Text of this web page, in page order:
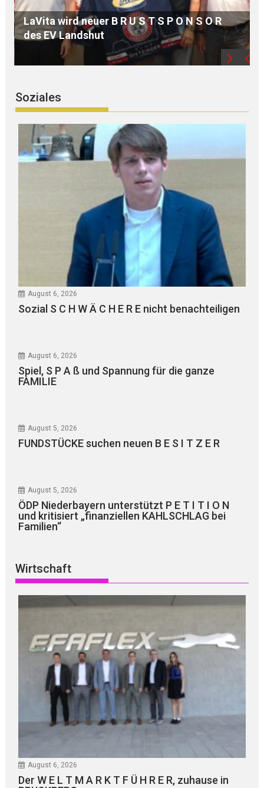
MdB Oßner: E L E K T R I F I Z I E R U N G der
Bahnstrecke MÜHLDORF-LANDSHUT stärkt
die Region
Soziales
August 6, 2026
Sozial S C H W Ä C H E R E nicht benachteiligen
August 6, 2026
Spiel, S P A ß und Spannung für die ganze
FAMILIE
August 5, 2026
FUNDSTÜCKE suchen neuen B E S I T Z E R
August 5, 2026
ÖDP Niederbayern unterstützt P E T I T I O N
und kritisiert „finanziellen KAHLSCHLAG bei
Familien“
Wirtschaft
August 6, 2026
Der W E L T M A R K T F Ü H R E R, zuhause in